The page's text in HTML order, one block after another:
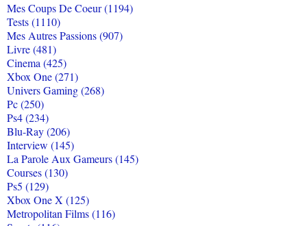
Mes Coups De Coeur (1194)
Tests (1110)
Mes Autres Passions (907)
Livre (481)
Cinema (425)
Xbox One (271)
Univers Gaming (268)
Pc (250)
Ps4 (234)
Blu-Ray (206)
Interview (145)
La Parole Aux Gameurs (145)
Courses (130)
Ps5 (129)
Xbox One X (125)
Metropolitan Films (116)